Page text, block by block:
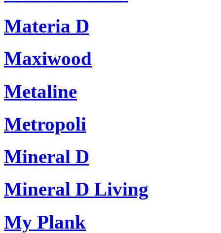
Materia D
Maxiwood
Metaline
Metropoli
Mineral D
Mineral D Living
My Plank